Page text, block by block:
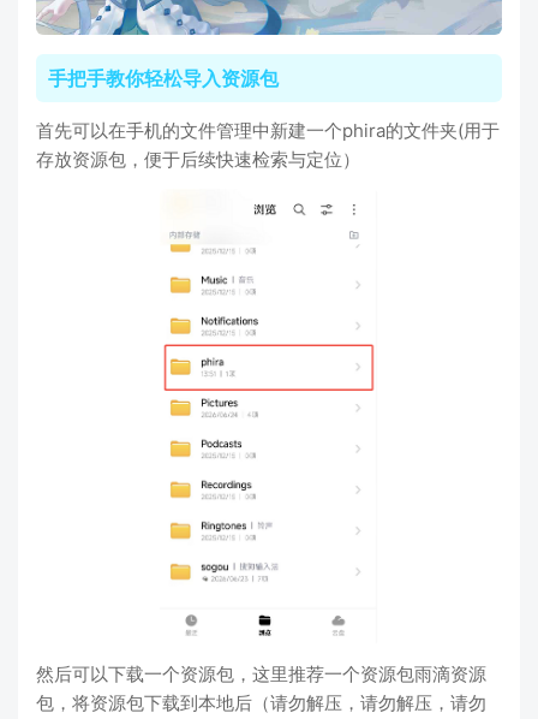
手把手教你轻松导入资源包
首先可以在手机的文件管理中新建一个phira的文件夹(用于
存放资源包，便于后续快速检索与定位）
然后可以下载一个资源包，这里推荐一个资源包雨滴资源
包，将资源包下载到本地后（请勿解压，请勿解压，请勿